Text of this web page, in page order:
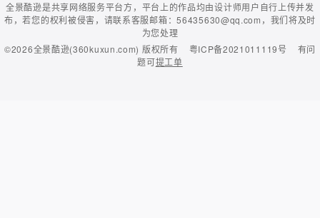
全景酷逊是共享网络服务平台方，平台上的作品均由设计师用户自行上传并发
布，若您的权利被侵害，请联系客服邮箱：56435630@qq.com，我们将及时
为您处理
©2026全景酷逊(360kuxun.com) 版权所有 粤ICP备2021011119号
有问
题可提工单